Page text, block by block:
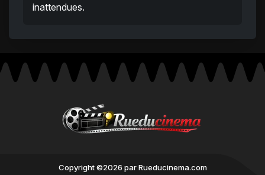
inattendues.
Copyright ©2026 par Rueducinema.com